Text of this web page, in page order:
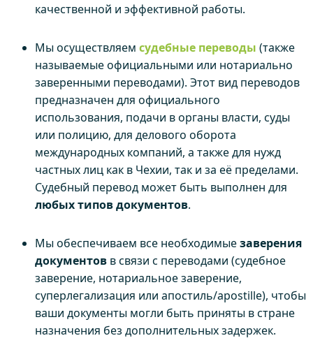
качественной и эффективной работы.
Мы осуществляем судебные переводы (также
называемые официальными или нотариально
заверенными переводами). Этот вид переводов
предназначен для официального
использования, подачи в органы власти, суды
или полицию, для делового оборота
международных компаний, а также для нужд
частных лиц как в Чехии, так и за её пределами.
Судебный перевод может быть выполнен для
любых типов документов.
Мы обеспечиваем все необходимыезаверения
документов в связи с переводами (судебное
заверение, нотариальное заверение,
суперлегализация или апостиль/apostille), чтобы
ваши документы могли быть приняты в стране
назначения без дополнительных задержек.